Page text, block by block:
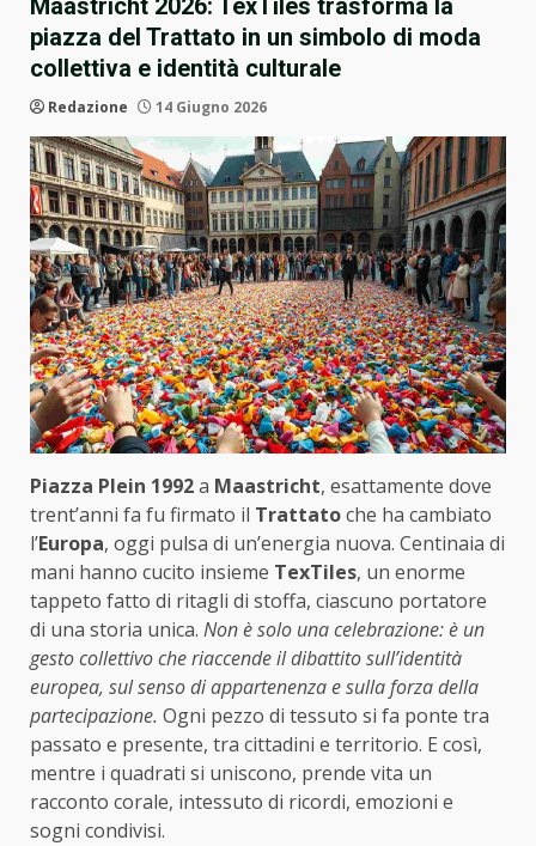
Maastricht 2026: TexTiles trasforma la
piazza del Trattato in un simbolo di moda
collettiva e identità culturale
Redazione 14 Giugno 2026
Piazza Plein 1992a Maastricht, esattamente dove
trent’anni fa fu firmato il Trattatoche ha cambiato
l’Europa, oggi pulsa di un’energia nuova. Centinaia di
mani hanno cucito insieme TexTiles, un enorme
tappeto fatto di ritagli di stoffa, ciascuno portatore
di una storia unica. Non è solo una celebrazione: è un
gesto collettivo che riaccende il dibattito sull’identità
europea, sul senso di appartenenza e sulla forza della
partecipazione. Ogni pezzo di tessuto si fa ponte tra
passato e presente, tra cittadini e territorio. E così,
mentre i quadrati si uniscono, prende vita un
racconto corale, intessuto di ricordi, emozioni e
sogni condivisi.